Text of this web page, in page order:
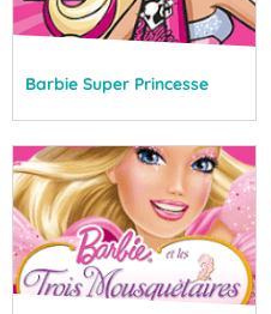
Barbie Super Princesse